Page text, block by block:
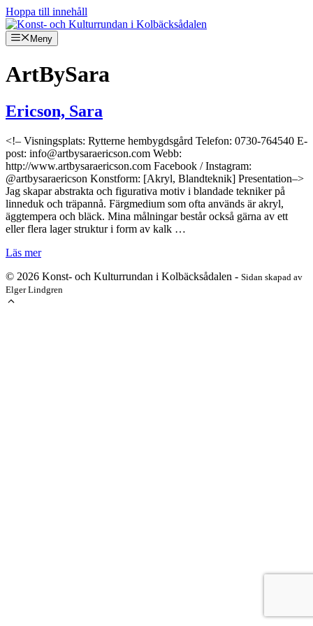
Hoppa till innehåll
Meny
ArtBySara
Ericson, Sara
<!– Visningsplats: Rytterne hembygdsgård Telefon: 0730-764540 E-
post: info@artbysaraericson.com Webb:
http://www.artbysaraericson.com Facebook / Instagram:
@artbysaraericson Konstform: [Akryl, Blandteknik] Presentation–>
Jag skapar abstrakta och figurativa motiv i blandade tekniker på
linneduk och träpannå. Färgmedium som ofta används är akryl,
äggtempera och bläck. Mina målningar består också gärna av ett
eller flera lager struktur i form av kalk …
Läs mer
© 2026 Konst- och Kulturrundan i Kolbäcksådalen - Sidan skapad av
Elger Lindgren